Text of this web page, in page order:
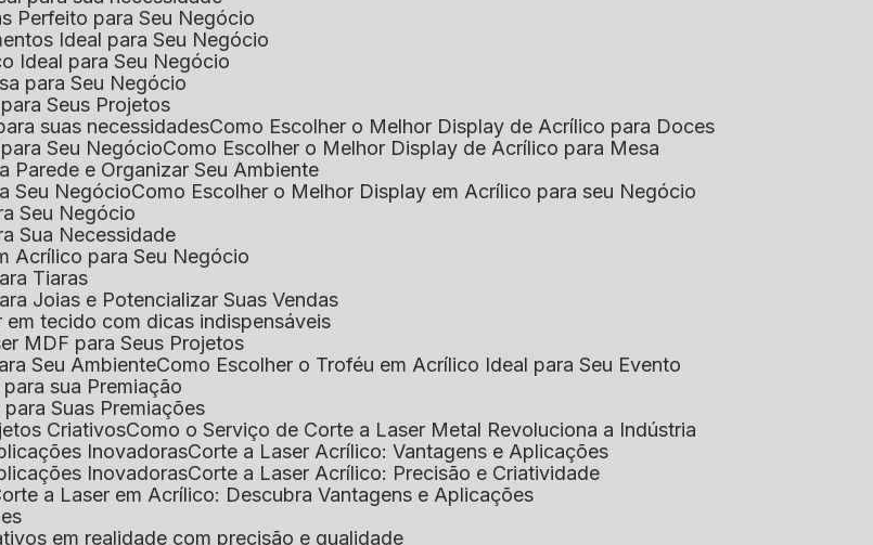
Perfeito para Seu Negócio
Ideal para Seu Negócio
Ideal para Seu Negócio
para Seu Negócio
Seus Projetos
suas necessidades
Como Escolher o Melhor Display de Acrílico para Doces
Seu Negócio
Como Escolher o Melhor Display de Acrílico para Mesa
Parede e Organizar Seu Ambiente
Seu Negócio
Como Escolher o Melhor Display em Acrílico para seu Negócio
Seu Negócio
Sua Necessidade
Acrílico para Seu Negócio
Tiaras
Joias e Potencializar Suas Vendas
em tecido com dicas indispensáveis
MDF para Seus Projetos
Seu Ambiente
Como Escolher o Troféu em Acrílico Ideal para Seu Evento
sua Premiação
Suas Premiações
Criativos
Como o Serviço de Corte a Laser Metal Revoluciona a Indústria
Inovadoras
Corte a Laser Acrílico: Vantagens e Aplicações
Inovadoras
Corte a Laser Acrílico: Precisão e Criatividade
Corte a Laser em Acrílico: Descubra Vantagens e Aplicações
em realidade com precisão e qualidade